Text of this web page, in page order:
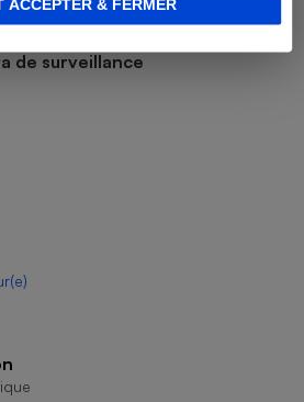
ACCEPTER & FERMER
de surveillance